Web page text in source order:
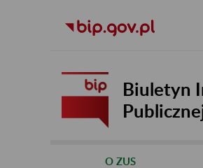
Biuletyn
O ZUS